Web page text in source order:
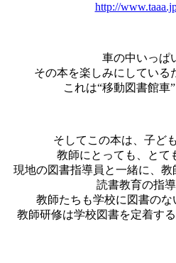
http://
車の中いっぱ
その本を楽しみにしている
これは“移動図書館車
そしてこの本は、子ど
教師にとっても、とて
現地の図書指導員と一緒に、
読書教育の指
教師たちも学校に図書のな
教師研修は学校図書を定着す